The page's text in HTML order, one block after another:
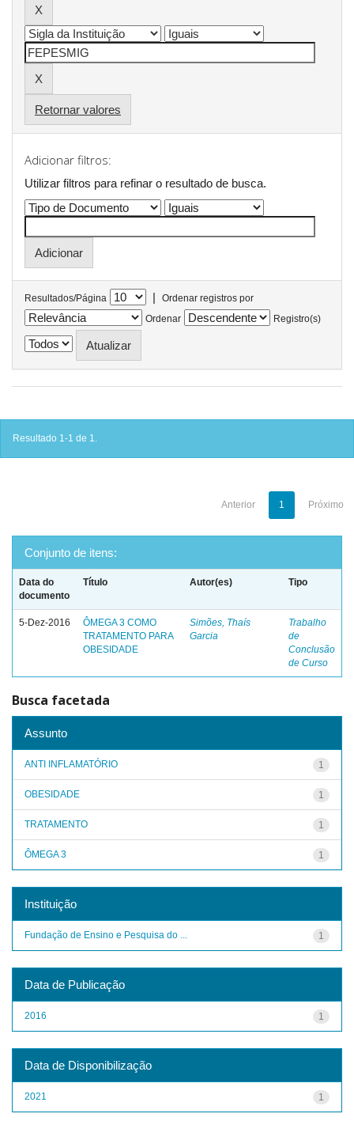
Retornar valores
Adicionar filtros:
Utilizar filtros para refinar o resultado de busca.
Resultados/Página |
Ordenar registros por
Ordenar
Registro(s)
Resultado 1-1 de 1.
Anterior 1 Próximo
Conjunto de itens:
Data do
documento
Título Autor(es) Tipo
5-Dez-2016
ÔMEGA 3 COMO
TRATAMENTO PARA
OBESIDADE
Simões, Thaís
Garcia
Trabalho
de
Conclusão
de Curso
Busca facetada
Assunto
1
ANTI INFLAMATÓRIO
1
OBESIDADE
1
TRATAMENTO
1
ÔMEGA 3
Instituição
1
Fundação de Ensino e Pesquisa do ...
Data de Publicação
1
2016
Data de Disponibilização
1
2021